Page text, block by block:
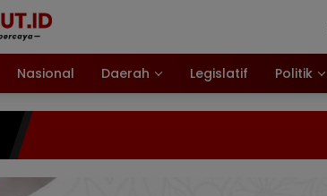
Nasional Daerah Legislatif Politik